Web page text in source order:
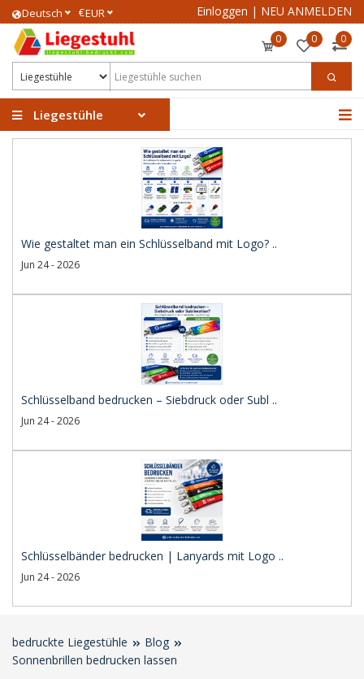
Deutsch €EUR Einloggen | NEU ANMELDEN
0 0 0
Liegestühle
Wie gestaltet man ein Schlüsselband mit Logo? ..
Jun 24 - 2026
Schlüsselband bedrucken – Siebdruck oder Subl ..
Jun 24 - 2026
Schlüsselbänder bedrucken | Lanyards mit Logo ..
Jun 24 - 2026
bedruckte Liegestühle
Blog
Sonnenbrillen bedrucken lassen